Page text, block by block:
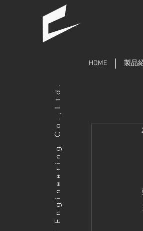
HOME 製品
COSMO Engineering Co.,Ltd.